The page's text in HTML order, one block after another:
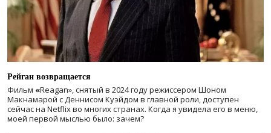
Рейган возвращается
Фильм «Reagan», снятый в 2024 годурежиссером Шоном
Макнамарой с Деннисом Куэйдом в главной роли, доступен
сейчас на Netflix во многих странах. Когда я увидела его в меню,
моей первой мыслью было: зачем?